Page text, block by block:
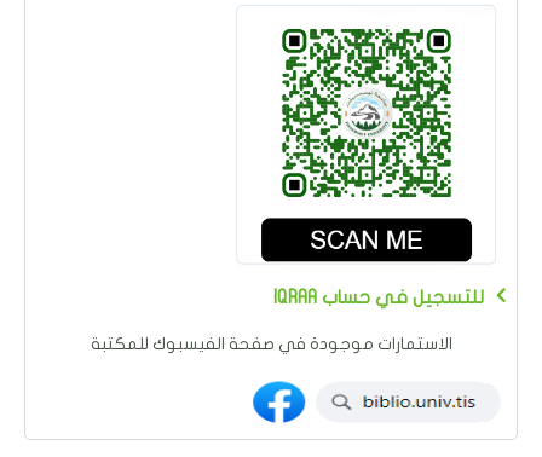
IQRAA للتسجيل في حساب
الاستمارات موجودة في صفحة الفيسبوك للمكتبة